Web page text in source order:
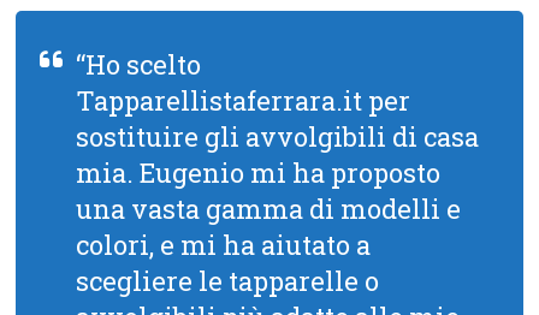
“Ho scelto
Tapparellistaferrara.it per
sostituire gli avvolgibili di casa
mia. Eugenio mi ha proposto
una vasta gamma di modelli e
colori, e mi ha aiutato a
scegliere le tapparelle o